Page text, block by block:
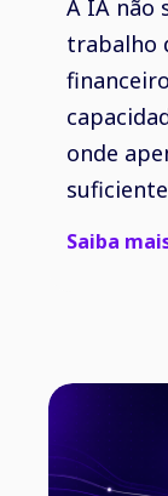
A IA não
trabalho
onde
Saiba